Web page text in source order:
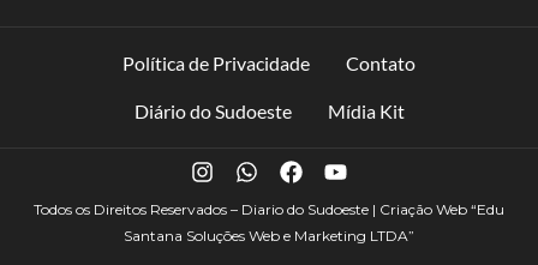
Política de Privacidade Contato
Diário do Sudoeste Mídia Kit
Todos os Direitos Reservados – Diario do Sudoeste | Criação Web “Edu
Santana Soluções Web e Marketing LTDA”